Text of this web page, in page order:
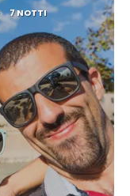
7 NOTTI